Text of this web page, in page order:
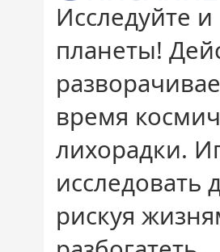
Исследуйте
планеты!
время
лихорадки.
исследовать
рискуя